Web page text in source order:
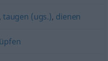
, taugen (ugs.), dienen